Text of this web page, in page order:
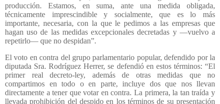
producción. Estamos, en suma, ante una medida obligada,
técnicamente imprescindible y socialmente, que es lo más
importante, necesaria, con la que le pedimos a las empresas que
hagan uso de las medidas excepcionales decretadas y ―vuelvo a
repetirlo― que no despidan”.
El voto en contra del grupo parlamentario popular, defendido por la
diputada Sra. Rodríguez Herrer, se defendió en estos términos: “El
primer real decreto-ley, además de otras medidas que no
compartimos en todo o en parte, incluye dos que nos llevan
directamente a tener que votar en contra. La primera, la tan traída y
llevada prohibición del despido en los términos de su presentación